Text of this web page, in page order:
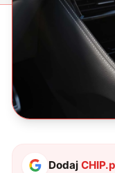
Dodaj